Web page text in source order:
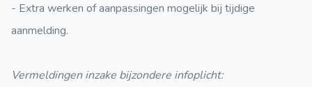
- Extra werken of aanpassingen mogelijk bij tijdige
aanmelding.
Vermeldingen inzake bijzondere infoplicht: